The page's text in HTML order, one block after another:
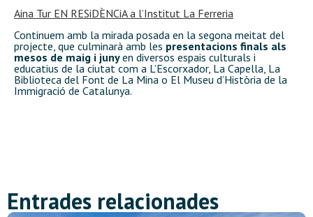
Aina Tur EN RESiDÈNCiA a l’Institut La Ferreria
Continuem amb la mirada posada en la segona meitat del
projecte, que culminarà amb les presentacions finals als
mesos de maig i junyen diversos espais culturals i
educatius de la ciutat com a L’Escorxador, La Capella, La
Biblioteca del Font de La Mina o El Museu d’Història de la
Immigració de Catalunya.
Entrades relacionades